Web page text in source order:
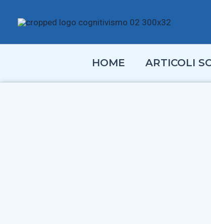
HOME ARTICOLI